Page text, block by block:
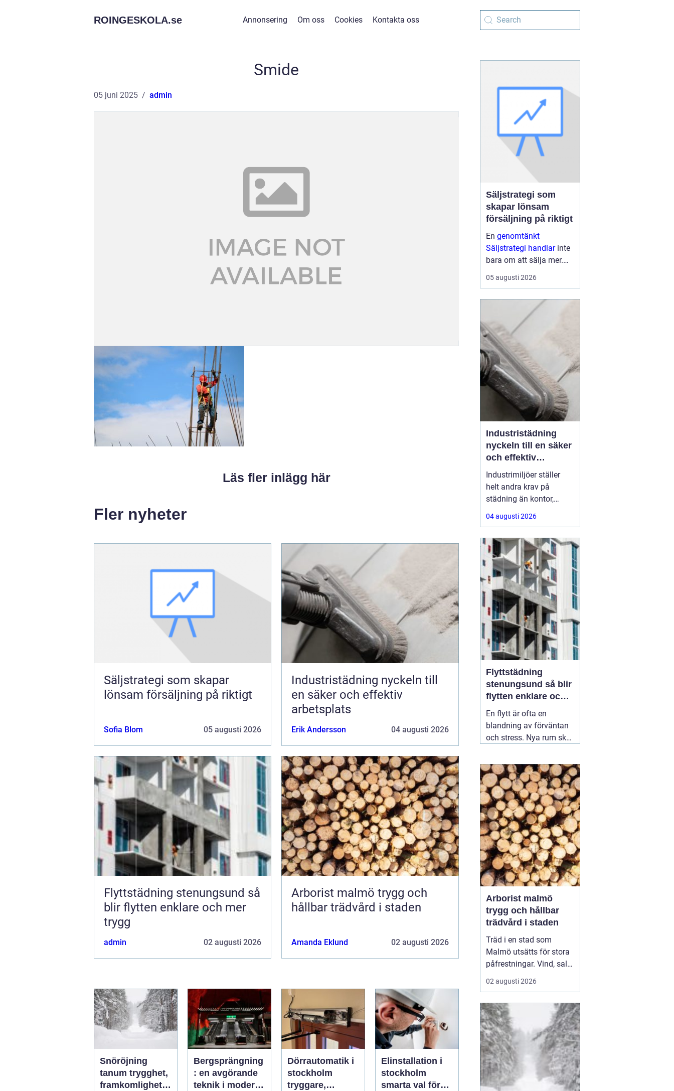
ROINGESKOLA.se Annonsering Om oss Cookies Kontakta oss
Smide
05 juni 2025 admin
Läs fler inlägg här
Fler nyheter
Säljstrategi som skapar
lönsam försäljning på riktigt
Sofia Blom 05 augusti 2026
Industristädning nyckeln till
en säker och effektiv
arbetsplats
Erik Andersson 04 augusti 2026
Flyttstädning stenungsund så
blir flytten enklare och mer
trygg
admin 02 augusti 2026
Arborist malmö trygg och
hållbar trädvård i staden
Amanda Eklund 02 augusti 2026
Snöröjning
tanum trygghet,
framkomlighet
Bergsprängning
: en avgörande
teknik i moderna
Dörrautomatik i
stockholm
tryggare,
Elinstallation i
stockholm
smarta val för
Säljstrategi som
skapar lönsam
försäljning på riktigt
En genomtänkt
Säljstrategi handlarinte
bara om att sälja mer.
Den handlar om att sälja
rätt saker, till rätt kunder,
lönsamhet och
långsiktiga relationer
som mål. När företag ...
05 augusti 2026
Industristädning
nyckeln till en säker
och effektiv
arbetsplats
Industrimiljöer ställer
helt andra krav på
städning än kontor,
butiker eller hem. Tunga
maskiner,
kemikalier, damm och
spill gör att renhållning
blir en fråga om både
säkerhet, kvalitet och
ekonomi. Genomtänkt
och professionell
04 augusti 2026
Flyttstädning
stenungsund så blir
flytten enklare och
mer trygg
En flytt är ofta en
blandning av förväntan
och stress. Nya rum ska
ändras, avtal sägas upp
och tecknas. Mitt i allt
detta dyker en fråga upp:
vem ska ta hand om
städningen av den
gamla bostaden?
Många som söker02
augusti 2026
Arborist malmö
trygg och hållbar
trädvård i staden
Träd i en stad som
Malmö utsätts för stora
påfrestningar. Vind, salt,
torka, markarbeten och
byggprojekt gör att
omsorg än i en
skogsmiljö.
En Arborist
Malmö arb...
02 augusti 2026